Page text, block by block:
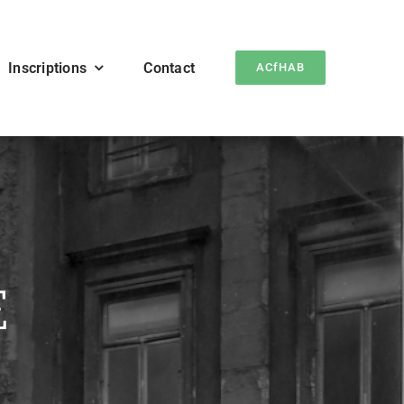
Inscriptions Contact ACfHAB